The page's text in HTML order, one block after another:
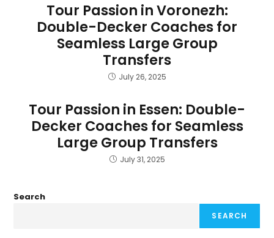
Tour Passion in Voronezh:
Double-Decker Coaches for
Seamless Large Group
Transfers
July 26, 2025
Tour Passion in Essen: Double-
Decker Coaches for Seamless
Large Group Transfers
July 31, 2025
Search
SEARCH